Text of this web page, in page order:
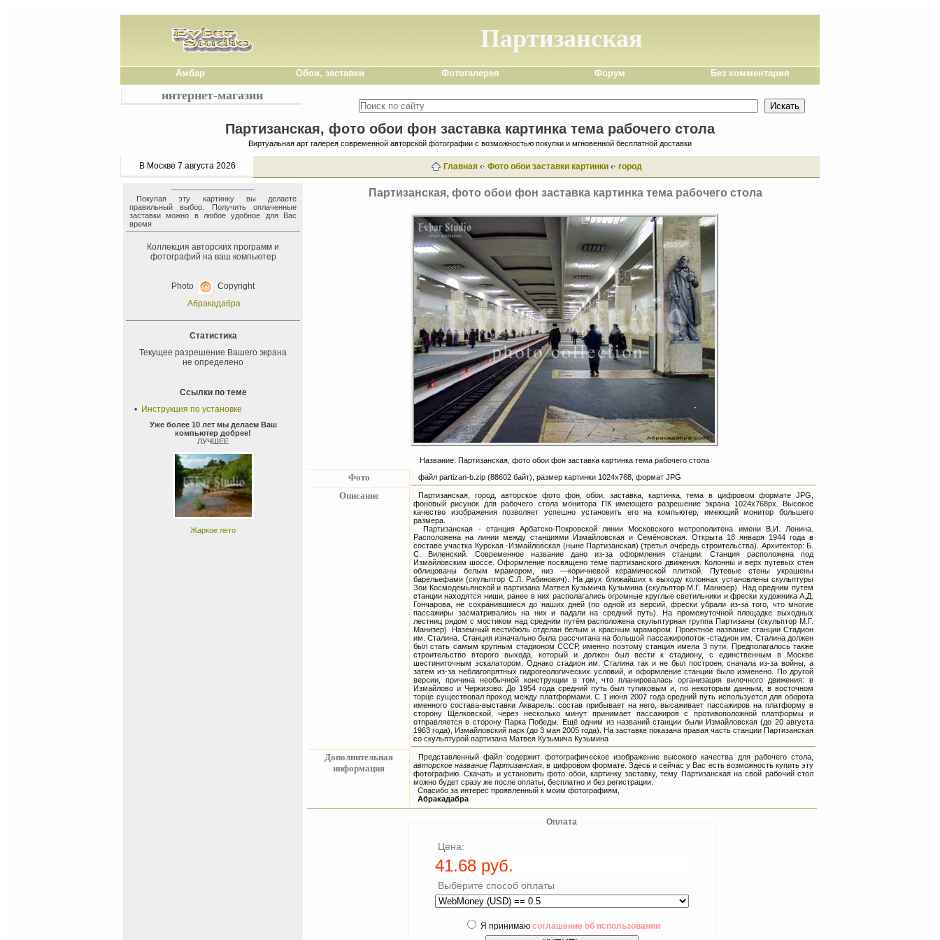
Партизанская
Амбар Обои, заставки Фотогалерея Форум Без комментария
интернет-магазин
Партизанская, фото обои фон заставка картинка тема рабочего стола
Виртуальная арт галерея современной авторской фотографии с возможностью покупки и мгновенной бесплатной доставки
В Москве 7 августа 2026 Главная ‹· Фото обои заставки картинки ‹· город
Покупая эту картинку вы делаете
правильный выбор. Получить оплаченные
заставки можно в любое удобное для Вас
время
Коллекция авторских программ и
фотографий на ваш компьютер
Photo
Copyright
Абракадабра
Статистика
Текущее разрешение Вашего экрана
не определено
Ссылки по теме
• Инструкция по установке
Уже более 10 лет мы делаем Ваш
компьютер добрее!
ЛУЧШЕЕ
Жаркое лето
Партизанская, фото обои фон заставка картинка тема рабочего стола
Название: Партизанская, фото обои фон заставка картинка тема рабочего стола
Фото файл partizan-b.zip (88602 байт), размер картинки 1024х768, формат JPG
Описание
Партизанская, город, авторское фото фон, обои, заставка, картинка, тема в цифровом формате JPG,
фоновый рисунок для рабочего стола монитора ПК имеющего разрешение экрана 1024х768px. Высокое
качество изображения позволяет успешно установить его на компьютер, имеющий монитор большего
размера.
Партизанская - станция Арбатско-Покровской линии Московского метрополитена имени В.И. Ленина.
Расположена на линии между станциями Измайловская и Семёновская. Открыта 18 января 1944 года в
составе участка Курская -Измайловская (ныне Партизанская) (третья очередь строительства). Архитектор: Б.
С. Виленский. Современное название дано из-за оформления станции. Станция расположена под
Измайловским шоссе. Оформление посвящено теме партизанского движения. Колонны и верх путевых стен
облицованы белым мрамором, низ —коричневой керамической плиткой. Путевые стены украшены
барельефами (скульптор С.Л. Рабинович). На двух ближайших к выходу колоннах установлены скульптуры
Зои Космодемьянской и партизана Матвея Кузьмича Кузьмина (скульптор М.Г. Манизер). Над средним путём
станции находятся ниши, ранее в них располагались огромные круглые светильники и фрески художника А.Д.
Гончарова, не сохранившиеся до наших дней (по одной из версий, фрески убрали из-за того, что многие
пассажиры засматривались на них и падали на средний путь). На промежуточной площадке выходных
лестниц рядом с мостиком над средним путём расположена скульптурная группа Партизаны (скульптор М.Г.
Манизер). Наземный вестибюль отделан белым и красным мрамором. Проектное название станции Стадион
им. Сталина. Станция изначально была рассчитана на большой пассажиропоток -стадион им. Сталина должен
был стать самым крупным стадионом СССР, именно поэтому станция имела 3 пути. Предполагалось также
строительство второго выхода, который и должен был вести к стадиону, с единственным в Москве
шестиниточным эскалатором. Однако стадион им. Сталина так и не был построен, сначала из-за войны, а
затем из-за неблагопрятных гидрогеологических условий, и оформление станции было изменено. По другой
версии, причина необычной конструкции в том, что планировалась организация вилочного движения: в
Измайлово и Черкизово. До 1954 года средний путь был тупиковым и, по некоторым данным, в восточном
торце существовал проход между платформами. С 1 июня 2007 года средний путь используется для оборота
именного состава-выставки Акварель: состав прибывает на него, высаживает пассажиров на платформу в
сторону Щёлковской, через несколько минут принимает пассажиров с противоположной платформы и
отправляется в сторону Парка Победы. Ещё одним из названий станции были Измайловская (до 20 августа
1963 года), Измайловский парк (до 3 мая 2005 года). На заставке показана правая часть станции Партизанская
со скульптурой партизана Матвея Кузьмича Кузьмина
Дополнительная
информация
Представленный файл содержит фотографическое изображение высокого качества для рабочего стола,
авторское название Партизанская , в цифровом формате. Здесь и сейчас у Вас есть возможность купить эту
фотографию. Скачать и установить фото обои, картинку заставку, тему Партизанская на свой рабочий стол
можно будет сразу же после оплаты, бесплатно и без регистрации.
Спасибо за интерес проявленный к моим фотографиям,
Абракадабра
Оплата
Цена:
Выберите способ оплаты
Я принимаю соглашение об использовании